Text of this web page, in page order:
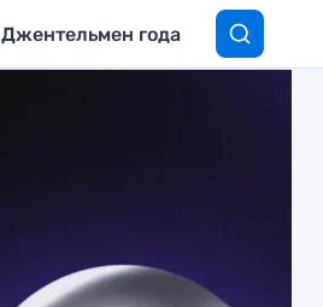
Джентельмен года